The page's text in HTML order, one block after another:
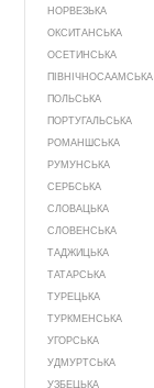
НОРВЕЗЬКА
ОКСИТАНСЬКА
ОСЕТИНСЬКА
ПІВНІЧНОСААМСЬКА
ПОЛЬСЬКА
ПОРТУГАЛЬСЬКА
РОМАНШСЬКА
РУМУНСЬКА
СЕРБСЬКА
СЛОВАЦЬКА
СЛОВЕНСЬКА
ТАДЖИЦЬКА
ТАТАРСЬКА
ТУРЕЦЬКА
ТУРКМЕНСЬКА
УГОРСЬКА
УДМУРТСЬКА
УЗБЕЦЬКА